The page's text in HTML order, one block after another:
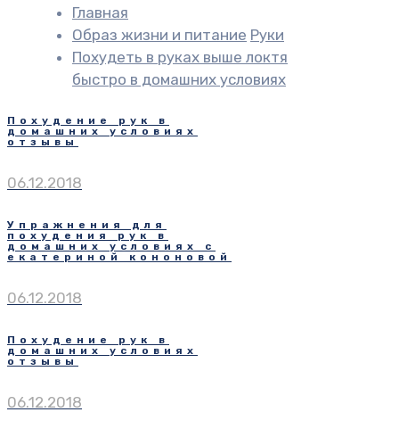
Главная
Образ жизни и питание Руки
Похудеть в руках выше локтя
быстро в домашних условиях
Похудение рук в
домашних условиях
отзывы
06.12.2018
Упражнения для
похудения рук в
домашних условиях с
екатериной кононовой
06.12.2018
Похудение рук в
домашних условиях
отзывы
06.12.2018